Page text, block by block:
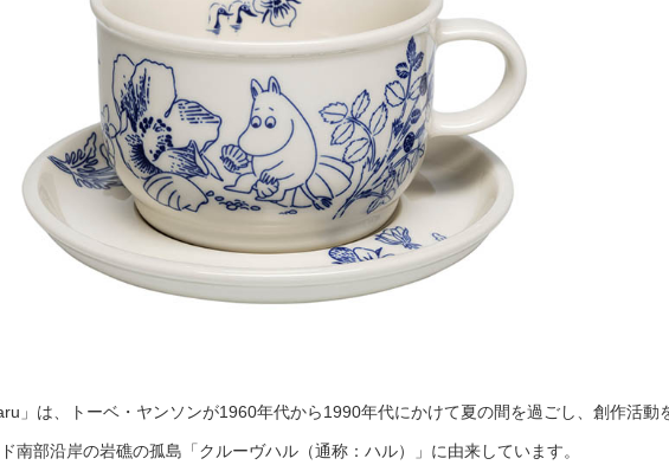
」は、トーベ・ヤンソンが1960年代から1990年代にかけて夏の間を過ごし、創作活動
南部沿岸の岩礁の孤島「クルーヴハル（通称：ハル）」に由来しています。